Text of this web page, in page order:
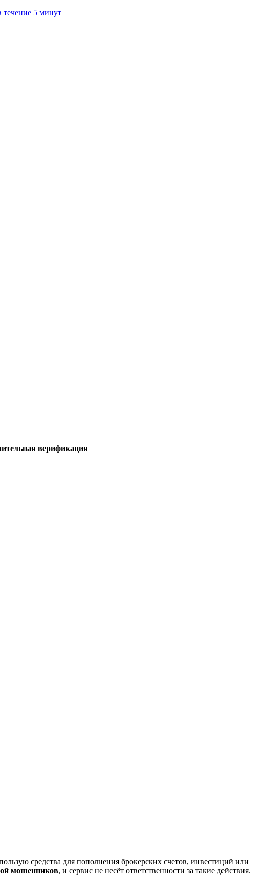
течение 5 минут
верификация
средства для пополнения брокерских счетов, инвестиций или
мошенников, и сервис не несёт ответственности за такие действия.